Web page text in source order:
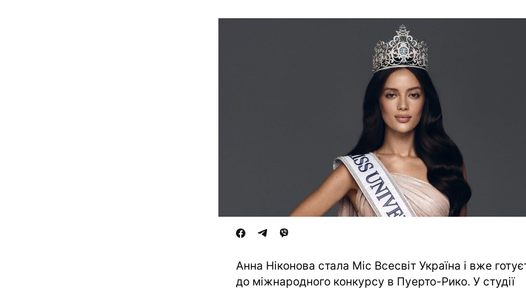
Анна Ніконова стала Міс Всесвіт Україна і вже
до міжнародного конкурсу в Пуерто-Рико. У студії